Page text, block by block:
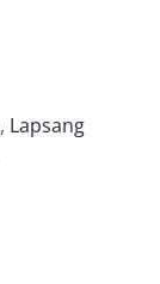
, Lapsang